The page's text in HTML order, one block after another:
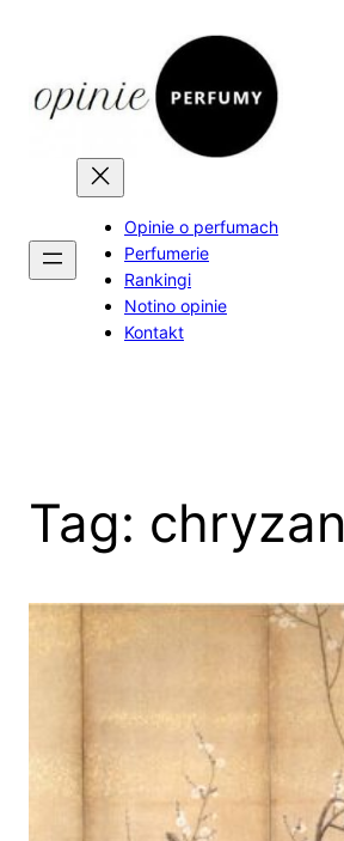
Opinie o perfumach
Perfumerie
Rankingi
Notino opinie
Kontakt
Tag: